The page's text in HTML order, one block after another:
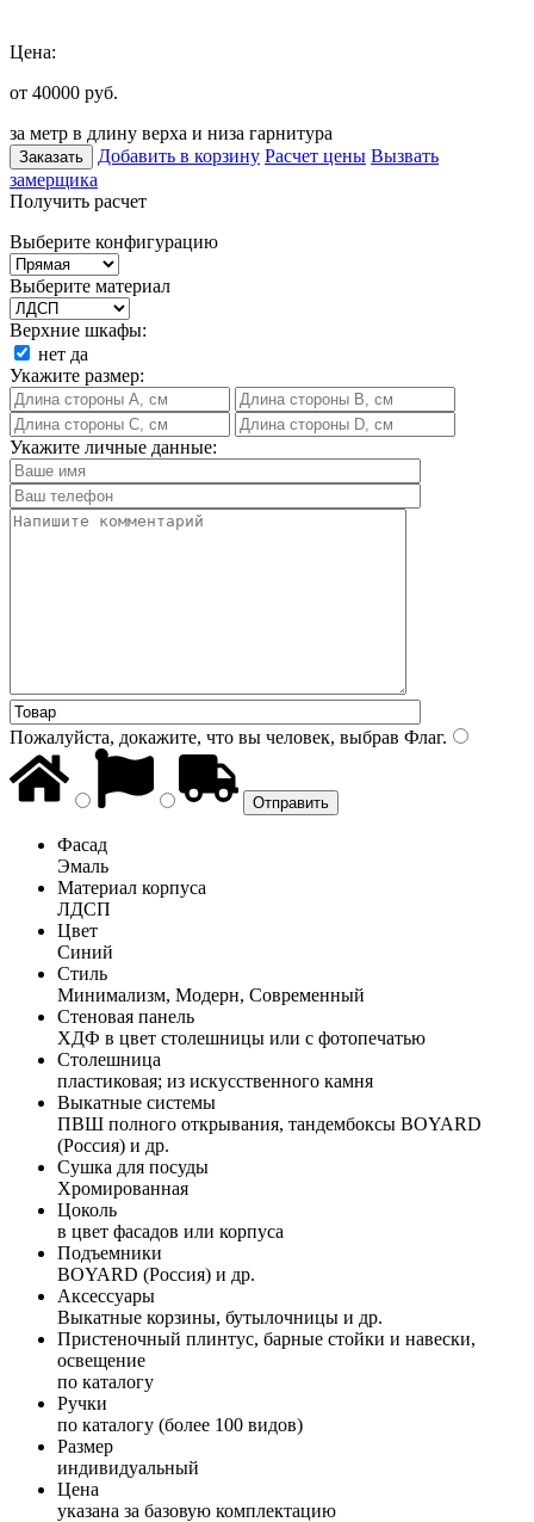
Цена:
от 40000 руб.
за метр в длину верха и низа гарнитура
Заказать Добавить в корзину Расчет цены Вызвать
замерщика
Получить расчет
Выберите конфигурацию
Выберите материал
Верхние шкафы:
нет да
Укажите размер:
Укажите личные данные:
Пожалуйста, докажите, что вы человек, выбрав Флаг.
Фасад
Эмаль
Материал корпуса
ЛДСП
Цвет
Синий
Стиль
Минимализм, Модерн, Современный
Стеновая панель
ХДФ в цвет столешницы или с фотопечатью
Столешница
пластиковая; из искусственного камня
Выкатные системы
ПВШ полного открывания, тандембоксы BOYARD
(Россия) и др.
Сушка для посуды
Хромированная
Цоколь
в цвет фасадов или корпуса
Подъемники
BOYARD (Россия) и др.
Аксессуары
Выкатные корзины, бутылочницы и др.
Пристеночный плинтус, барные стойки и навески,
освещение
по каталогу
Ручки
по каталогу (более 100 видов)
Размер
индивидуальный
Цена
указана за базовую комплектацию